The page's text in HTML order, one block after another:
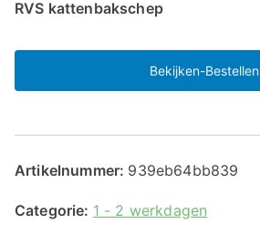
RVS kattenbakschep
Bekijken-Bestellen
Artikelnummer: 939eb64bb839
Categorie: 1 - 2 werkdagen